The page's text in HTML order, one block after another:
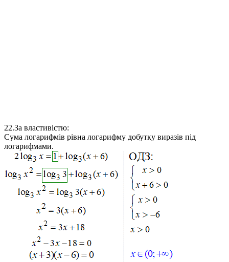
22.За властивістю:
Сума логарифмів рівна логарифму добутку виразів під
логарифмами.